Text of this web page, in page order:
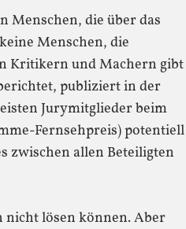
Menschen, die über das
Menschen, die
Kritikern und Machern gibt
publiziert in der
Jurymitglieder beim
Fernsehpreis) potentiell
zwischen allen Beteiligten
nicht lösen können. Aber